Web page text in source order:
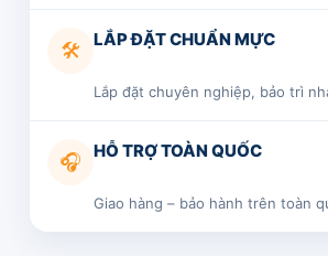
🛠️ LẮP ĐẶT CHUẨN MỰC
Lắp đặt chuyên nghiệp, bảo trì
🎧 HỖ TRỢ TOÀN QUỐC
Giao hàng – bảo hành trên toàn